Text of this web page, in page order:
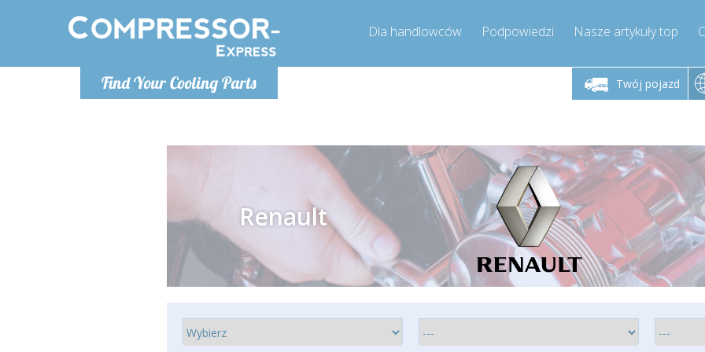
Find Your Cooling Parts
Dla handlowców Podpowiedzi Nasze artykuły top
Twój pojazd
Poniedziałek - piątek godz. Poniedziałek - piątek godz.
9:00-17:00
info@compressor-express.pl
Renault